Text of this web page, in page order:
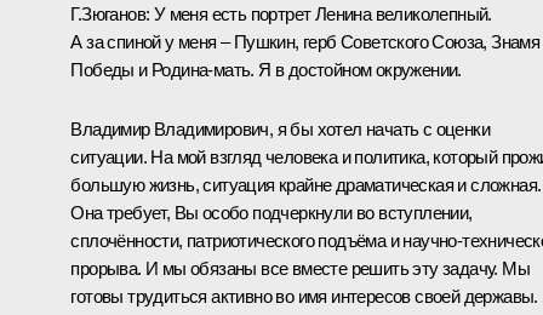
Г.Зюганов: У меня есть портрет Ленина великолепный.
А за спиной у меня – Пушкин, герб Советского Союза, Знамя
Победы и Родина-мать. Я в достойном окружении.
Владимир Владимирович, я бы хотел начать с оценки
ситуации. На мой взгляд человека и политика, который
большую жизнь, ситуация крайне драматическая и сложная.
Она требует, Вы особо подчеркнули во вступлении,
сплочённости, патриотического подъёма и научно-
прорыва. И мы обязаны все вместе решить эту задачу. Мы
готовы трудиться активно во имя интересов своей державы.